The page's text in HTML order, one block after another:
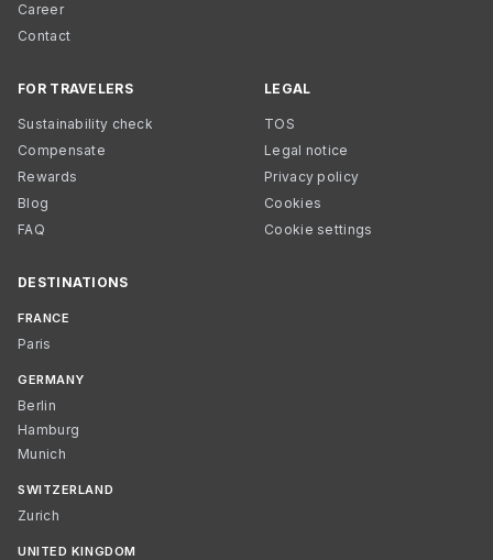
Career
Contact
FOR TRAVELERS
Sustainability check
Compensate
Rewards
Blog
FAQ
LEGAL
TOS
Legal notice
Privacy policy
Cookies
Cookie settings
DESTINATIONS
FRANCE
Paris
GERMANY
Berlin
Hamburg
Munich
SWITZERLAND
Zurich
UNITED KINGDOM